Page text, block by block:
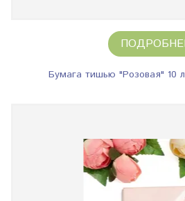
Бумага тишью "Розовая" 10